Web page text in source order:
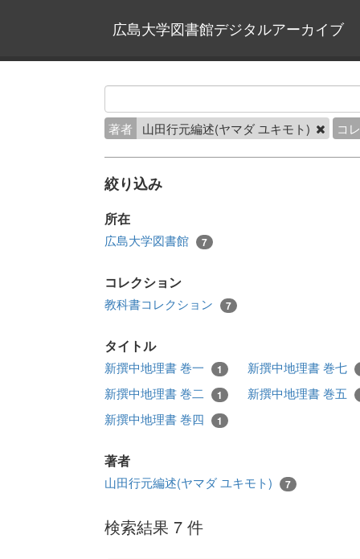
広島大学図書館デジタルアーカイブ
著者 山田行元編述(ヤマダ ユキモト) コ
絞り込み
所在
広島大学図書館 7
コレクション
教科書コレクション 7
タイトル
新撰中地理書 巻一 1
新撰中地理書 巻七
新撰中地理書 巻二
1
新撰中地理書 巻五
新撰中地理書 巻四
1
著者
山田行元編述(ヤマダ ユキモト) 7
検索結果 7 件